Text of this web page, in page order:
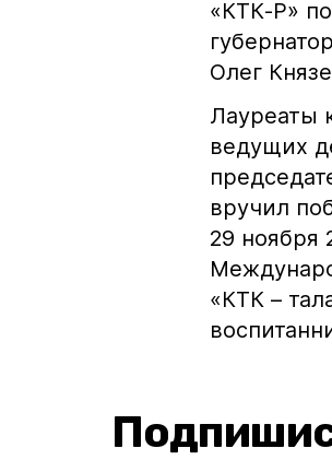
«КТК-Р»
Олег
Лауреаты
ведущих
вручил
29 ноября
«КТК –